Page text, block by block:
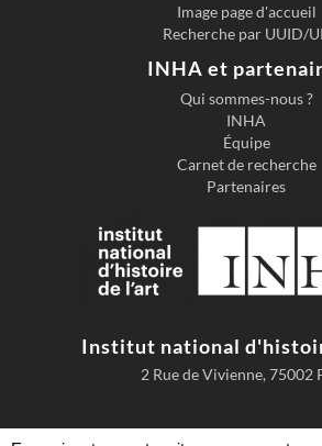
Image page d'accueil
Recherche par UUID/
INHA et
Qui sommes-nous ?
INHA
Équipe
Carnet de recherche
Partenaires
Institut national
2 Rue de Vivienne, 75002